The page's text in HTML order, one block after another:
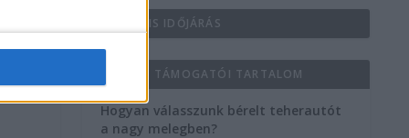
AKTUÁLIS IDŐJÁRÁS
KIEMELT TÁMOGATÓI TARTALOM
Hogyan válasszunk bérelt teherautót
a nagy melegben?